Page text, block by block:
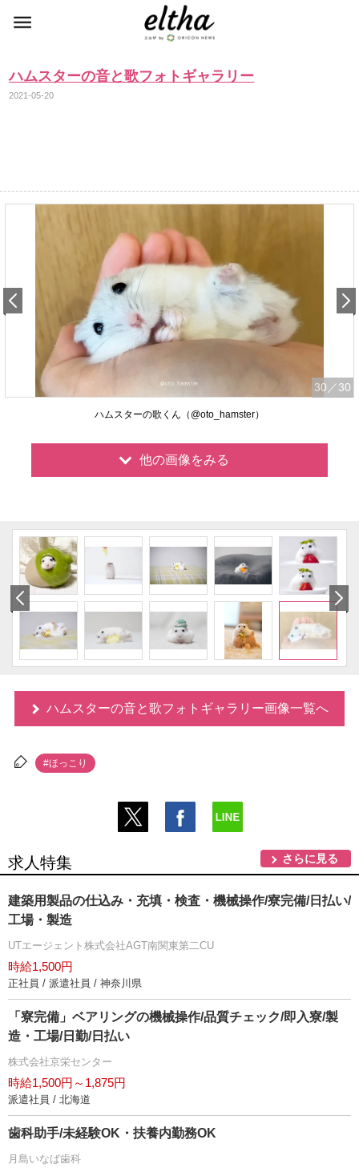
ハムスターの音と歌フォトギャラリー
2021-05-20
30 ／30
ハムスターの歌くん（@oto_hamster）
他の画像をみる
ハムスターの音と歌フォトギャラリー画像一覧へ
#ほっこり
求人特集 さらに見る
建築用製品の仕込み・充填・検査・機械操作/寮完備/日払い/
工場・製造
UTエージェント株式会社AGT南関東第二CU
時給1,500円
正社員 / 派遣社員 / 神奈川県
「寮完備」ベアリングの機械操作/品質チェック/即入寮/製
造・工場/日勤/日払い
株式会社京栄センター
時給1,500円～1,875円
派遣社員 / 北海道
歯科助手/未経験OK・扶養内勤務OK
月島いなば歯科